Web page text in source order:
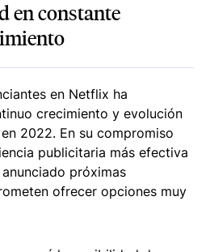
en constante
en Netflix ha
crecimiento y evolución
2022. En su compromiso
publicitaria más efectiva
próximas
ofrecer opciones muy